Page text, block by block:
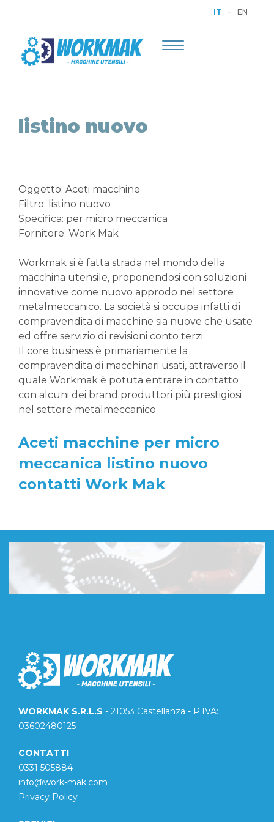
IT - EN
Toggle
listino nuovo
Oggetto: Aceti macchine
Filtro: listino nuovo
Specifica: per micro meccanica
Fornitore: Work Mak
Workmak si è fatta strada nel mondo della
macchina utensile, proponendosi con soluzioni
innovative come nuovo approdo nel settore
metalmeccanico. La società si occupa infatti di
compravendita di macchine sia nuove che usate
ed offre servizio di revisioni conto terzi.
Il core business è primariamente la
compravendita di macchinari usati, attraverso il
quale Workmak è potuta entrare in contatto
con alcuni dei brand produttori più prestigiosi
nel settore metalmeccanico.
Aceti macchine per micro
meccanica listino nuovo
contatti Work Mak
WORKMAK S.R.L.S - 21053 Castellanza - P.IVA:
03602480125
CONTATTI
0331 505884
info@work-mak.com
Privacy Policy